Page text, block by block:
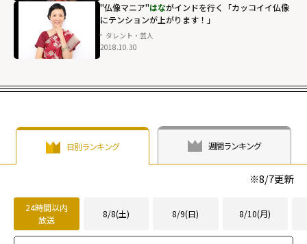
行く「カッコイ
す！」"
width="304"
height="203"
fetchpriority="h
igh">
"仏像マニア"はながインドを行く「カッコイイ仏像
にテンションが上がります！」
タレント・芸人
2018.10.30
日別ランキング 週間ランキング
※8/7更新
24時間以内
放送
8/8(土) 8/9(日) 8/10(月)